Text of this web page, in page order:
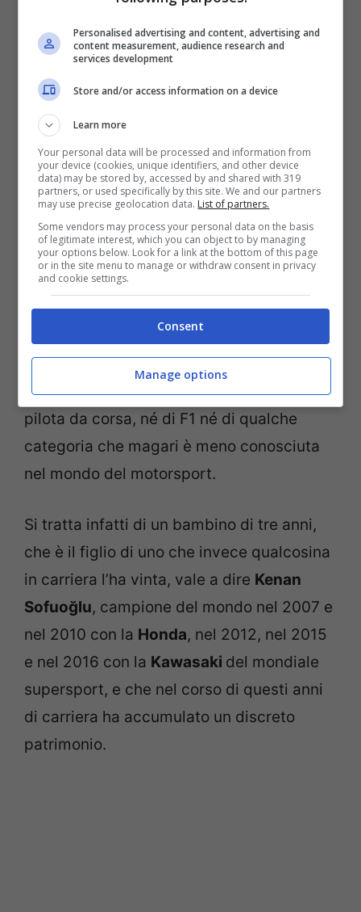
possiamo comunque assicurareche non è
uno scherzo e che tutto è andato per il
meglio, anche se sconsigliamo di farlo.
Ferrari, un bambino di tre
anni sa già guidare la
Rossa
Il protagonista del nostro racconto
odierno, oltre alla Ferrari SF90 Stradale
che è sempre una meraviglia per gli occhi,
Zayn Sofuoğlu. Il nome non dirà molto ai
più, visto che non stiamo parlando di un
pilota da corsa, né di F1 né di qualche
categoria che magari è meno conosciuta
nel mondo del motorsport.
Si tratta infatti di un bambino di tre anni,
che è il figlio di uno che invece qualcosina
in carriera l’ha vinta, vale a dire Kenan
Sofuoğlu, campione del mondo nel 2007 e
nel 2010 con la Honda, nel 2012, nel 2015
e nel 2016 con la Kawasaki del mondiale
supersport, e che nel corso di questi anni
di carriera ha accumulato un discreto
patrimonio.
Personalised advertising and content, advertising and
content measurement, audience research and
services development
Store and/or access information on a device
Learn more
Your personal data will be processed and information from
your device (cookies, unique identifiers, and other device
data) may be stored by, accessed by and shared with 319
partners, or used specifically by this site. We and our partners
may use precise geolocation data. List of partners.
Some vendors may process your personal data on the basis
of legitimate interest, which you can object to by managing
your options below. Look for a link at the bottom of this page
or in the site menu to manage or withdraw consent in privacy
and cookie settings.
Consent
Manage options